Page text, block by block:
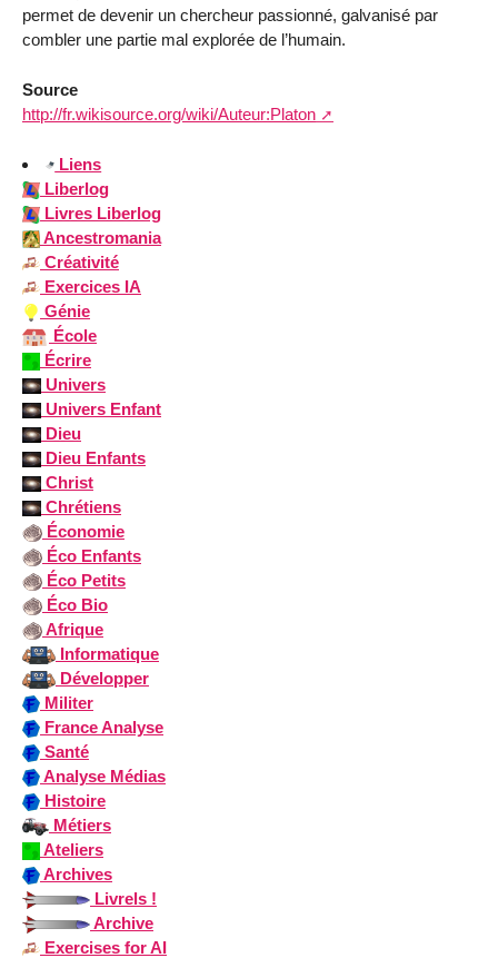
permet de devenir un chercheur passionné, galvanisé par
combler une partie mal explorée de l’humain.
Source
http://fr.wikisource.org/wiki/Auteur:Platon
Liens
Liberlog
Livres Liberlog
Ancestromania
Créativité
Exercices IA
Génie
École
Écrire
Univers
Univers Enfant
Dieu
Dieu Enfants
Christ
Chrétiens
Économie
Éco Enfants
Éco Petits
Éco Bio
Afrique
Informatique
Développer
Militer
France Analyse
Santé
Analyse Médias
Histoire
Métiers
Ateliers
Archives
Livrels !
Archive
Exercises for AI